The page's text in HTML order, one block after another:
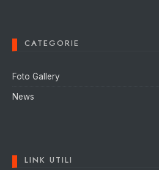
CATEGORIE
Foto Gallery
News
LINK UTILI